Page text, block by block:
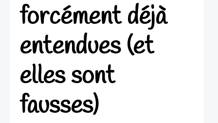
forcément déjà
entendues (et
elles sont
fausses)